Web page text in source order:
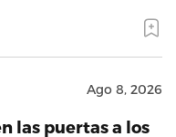
Ago 8, 2026
las puertas a los